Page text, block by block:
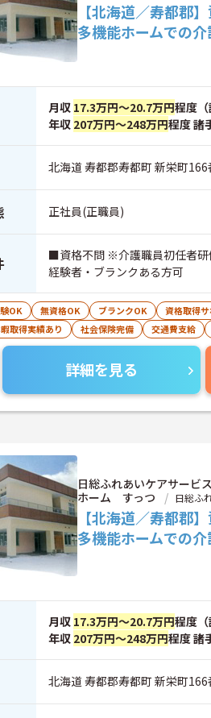
【北海道／寿都郡
多機能ホームでの
月収 17.3万円～20.7万円程度（
年収 207万円～248万円程度 諸
北海道 寿都郡寿都町 新栄町166
正社員(正職員)
■資格不問 ※介護職員初任者
経験者・ブランクある方可
OK 無資格OK ブランクOK 資格取得
取得実績あり
社会保険完備 交通費支給
詳細を見る
日総ふれあいケアサー
ホーム すっつ
日総ふ
【北海道／寿都郡
多機能ホームでの
月収 17.3万円～20.7万円程度（
年収 207万円～248万円程度 諸
北海道 寿都郡寿都町 新栄町166